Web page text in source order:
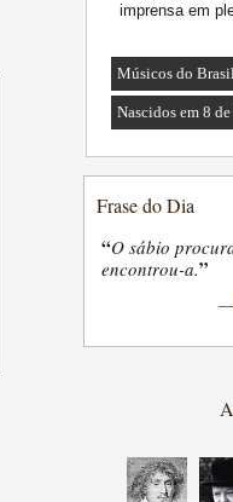
imprensa em
Músicos do
Nascidos em 8
Frase do Dia
“O sábio
encontrou-a.”
—